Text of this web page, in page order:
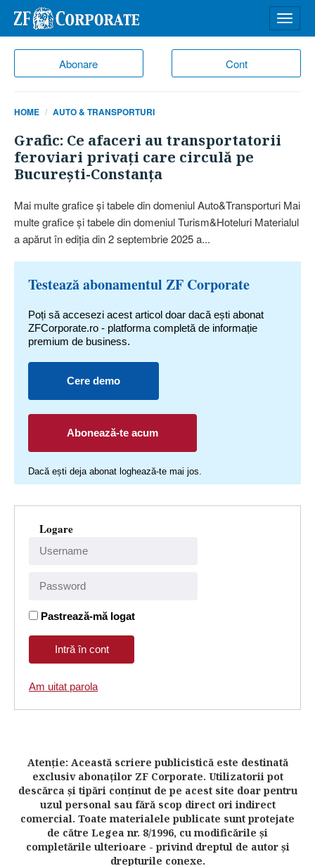
Abonare Cont
meniu
HOME AUTO & TRANSPORTURI
Grafic: Ce afaceri au transportatorii
feroviari privaţi care circulă pe
Bucureşti-Constanţa
Mai multe grafice şi tabele din domeniul Auto&Transporturi Mai
multe grafice şi tabele din domeniul Turism&Hoteluri Materialul
a apărut în ediţia din 2 septembrie 2025 a...
Testează abonamentul ZF Corporate
Poți să accesezi acest articol doar dacă ești abonat
ZFCorporate.ro - platforma completă de informație
premium de business.
Cere demo
Abonează-te acum
Dacă ești deja abonat loghează-te mai jos.
Logare
Pastrează-mă logat
Am uitat parola
Atenţie: Această scriere publicistică este destinată
exclusiv abonaţilor ZF Corporate. Utilizatorii pot
descărca şi tipări conţinut de pe acest site doar pentru
uzul personal sau fără scop direct ori indirect
comercial. Toate materialele publicate sunt protejate
de către Legea nr. 8/1996, cu modificările şi
completările ulterioare - privind dreptul de autor şi
drepturile conexe.